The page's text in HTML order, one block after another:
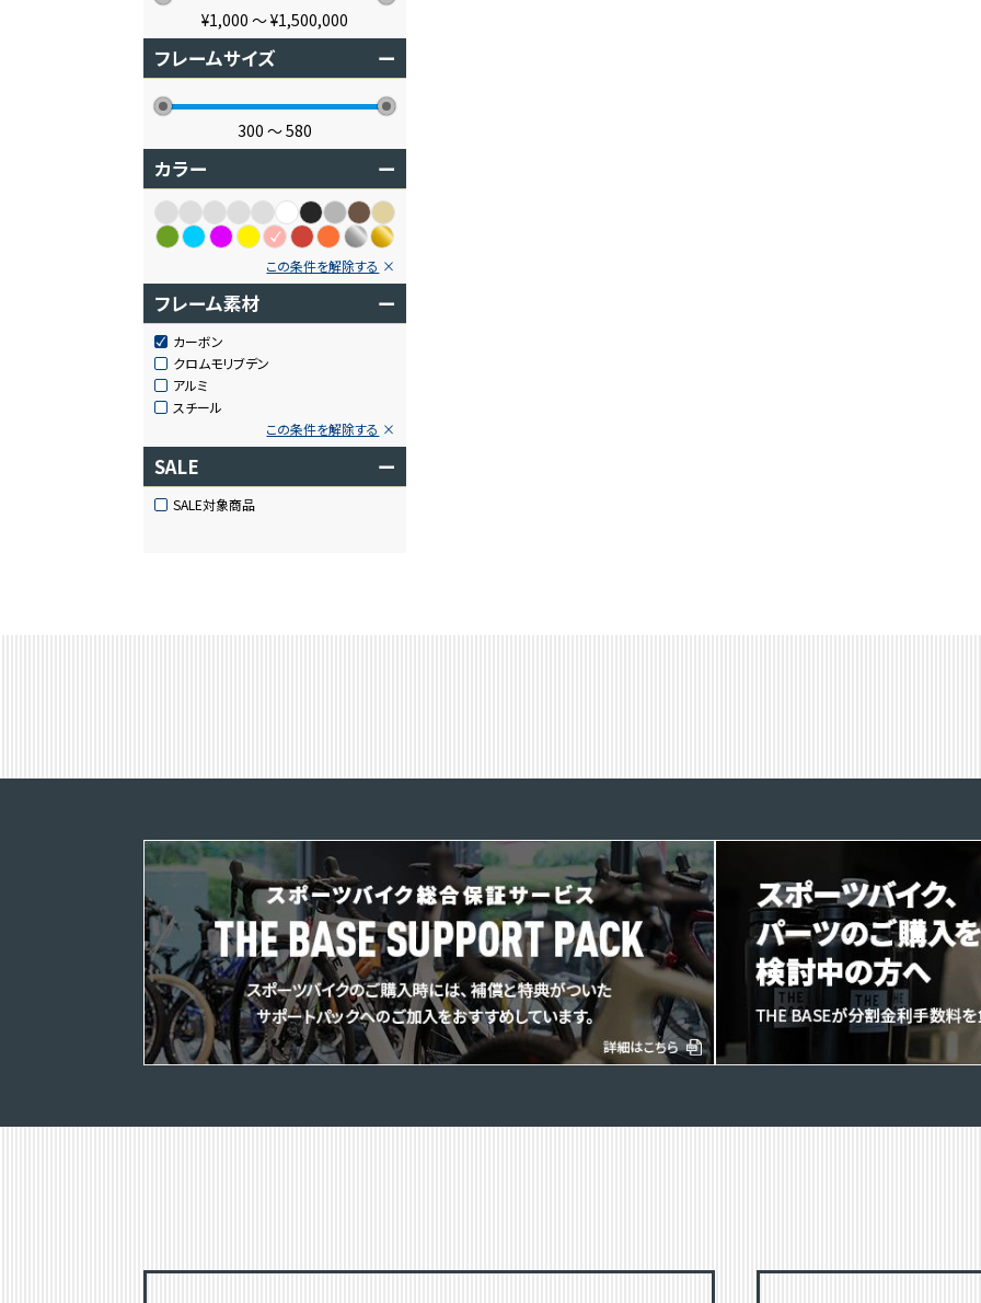
¥1,000 〜¥1,500,000
フレームサイズ ー
300 〜580
カラー ー
この条件を解除する
フレーム素材 ー
カーボン
クロムモリブデン
アルミ
スチール
この条件を解除する
SALE ー
SALE対象商品